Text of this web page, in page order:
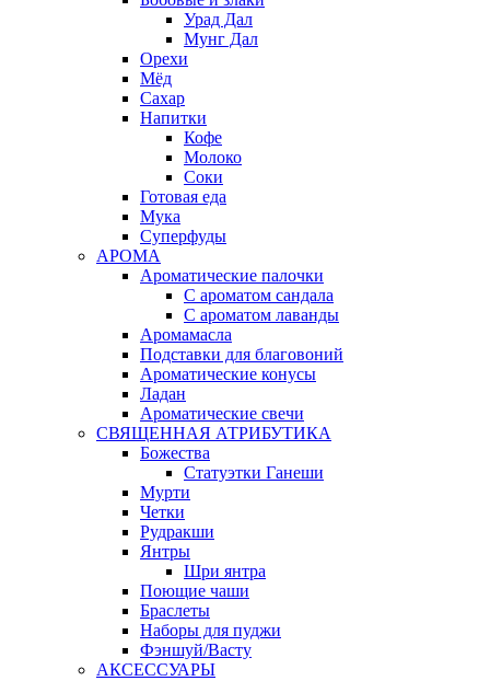
Урад Дал
Мунг Дал
Орехи
Мёд
Сахар
Напитки
Кофе
Молоко
Соки
Готовая еда
Мука
Суперфуды
АРОМА
Ароматические палочки
С ароматом сандала
С ароматом лаванды
Аромамасла
Подставки для благовоний
Ароматические конусы
Ладан
Ароматические свечи
СВЯЩЕННАЯ АТРИБУТИКА
Божества
Статуэтки Ганеши
Мурти
Четки
Рудракши
Янтры
Шри янтра
Поющие чаши
Браслеты
Наборы для пуджи
Фэншуй/Васту
АКСЕССУАРЫ